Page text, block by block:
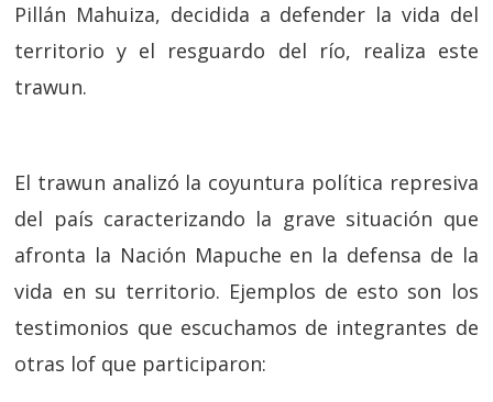
Pillán Mahuiza, decidida a defender la vida del
territorio y el resguardo del río, realiza este
trawun.
El trawun analizó la coyuntura política represiva
del país caracterizando la grave situación que
afronta la Nación Mapuche en la defensa de la
vida en su territorio. Ejemplos de esto son los
testimonios que escuchamos de integrantes de
otras lof que participaron: